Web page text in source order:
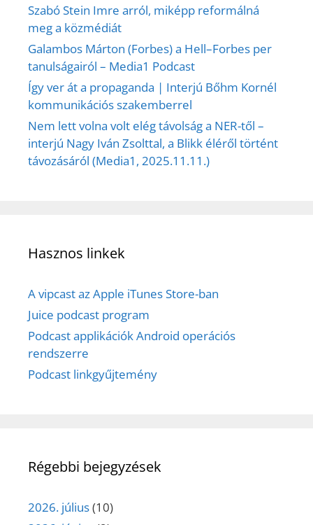
Szabó Stein Imre arról, miképp reformálná
meg a közmédiát
Galambos Márton (Forbes) a Hell–Forbes per
tanulságairól – Media1 Podcast
Így ver át a propaganda | Interjú Bőhm Kornél
kommunikációs szakemberrel
Nem lett volna volt elég távolság a NER-től –
interjú Nagy Iván Zsolttal, a Blikk éléről történt
távozásáról (Media1, 2025.11.11.)
Hasznos linkek
A vipcast az Apple iTunes Store-ban
Juice podcast program
Podcast applikációk Android operációs
rendszerre
Podcast linkgyűjtemény
Régebbi bejegyzések
2026. július(10)